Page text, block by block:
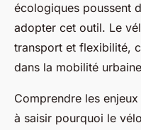
écologiques poussent
adopter cet outil. Le
transport et flexibilité,
dans la mobilité
Comprendre les
à saisir pourquoi le